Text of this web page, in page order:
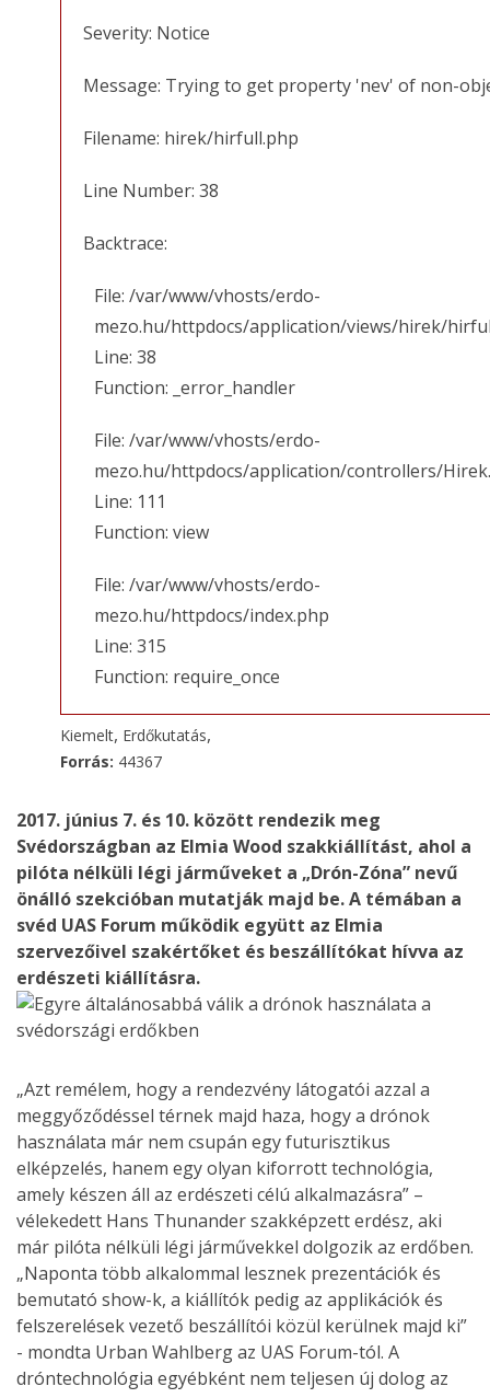
Severity: Notice
Message: Trying to get property 'nev' of non-
Filename: hirek/hirfull.php
Line Number: 38
Backtrace:
File: /var/www/vhosts/erdo-
mezo.hu/httpdocs/application/views/hirek/
Line: 38
Function: _error_handler
File: /var/www/vhosts/erdo-
mezo.hu/httpdocs/application/controllers/
Line: 111
Function: view
File: /var/www/vhosts/erdo-
mezo.hu/httpdocs/index.php
Line: 315
Function: require_once
Kiemelt, Erdőkutatás,
Forrás: 44367
2017. június 7. és 10. között rendezik meg
Svédországban az Elmia Wood szakkiállítást, ahol a
pilóta nélküli légi járműveket a „Drón-Zóna” nevű
önálló szekcióban mutatják majd be. A témában a
svéd UAS Forum működik együtt az Elmia
szervezőivel szakértőket és beszállítókat hívva az
erdészeti kiállításra.
„Azt remélem, hogy a rendezvény látogatói azzal a
meggyőződéssel térnek majd haza, hogy a drónok
használata már nem csupán egy futurisztikus
elképzelés, hanem egy olyan kiforrott technológia,
amely készen áll az erdészeti célú alkalmazásra” –
vélekedett Hans Thunander szakképzett erdész, aki
már pilóta nélküli légi járművekkel dolgozik az erdőben.
„Naponta több alkalommal lesznek prezentációk és
bemutató show-k, a kiállítók pedig az applikációk és
felszerelések vezető beszállítói közül kerülnek majd ki”
- mondta Urban Wahlberg az UAS Forum-tól. A
dróntechnológia egyébként nem teljesen új dolog az